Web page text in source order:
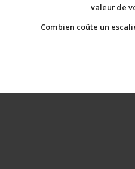
valeur de
Combien coûte un